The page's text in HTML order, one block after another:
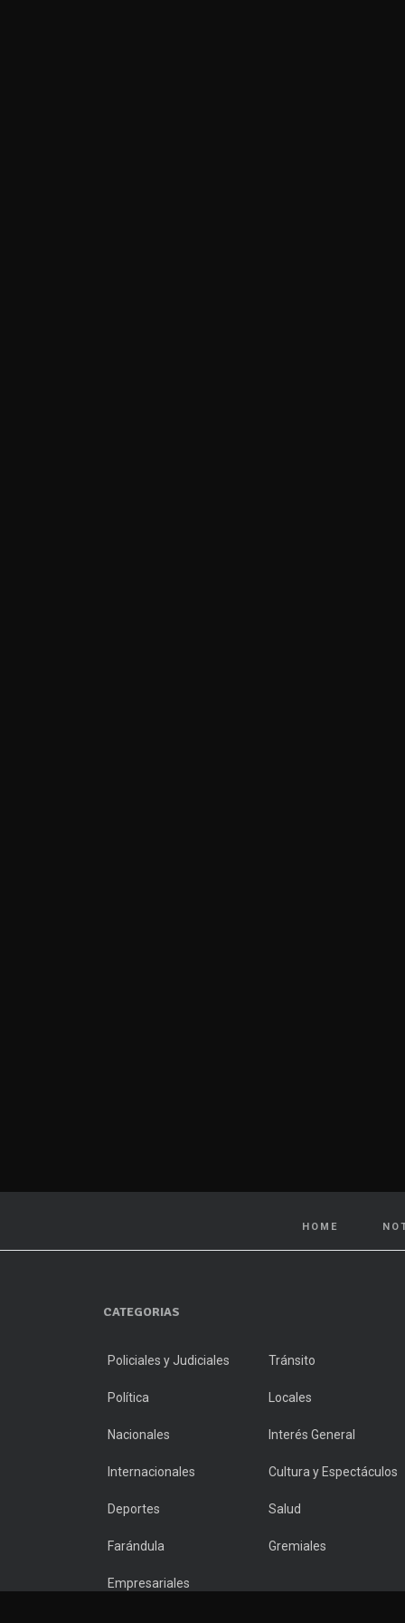
HOME
CATEGORIAS
Policiales y Judiciales Tránsito
Política Locales
Nacionales Interés General
Internacionales Cultura y Espectáculos
Deportes Salud
Farándula Gremiales
Empresariales